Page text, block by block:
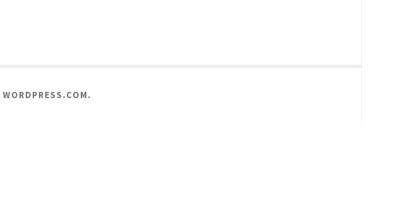
WORDPRESS.COM.